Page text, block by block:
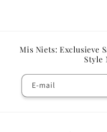
Mis Niets: Exclusieve
Style
E‑mail